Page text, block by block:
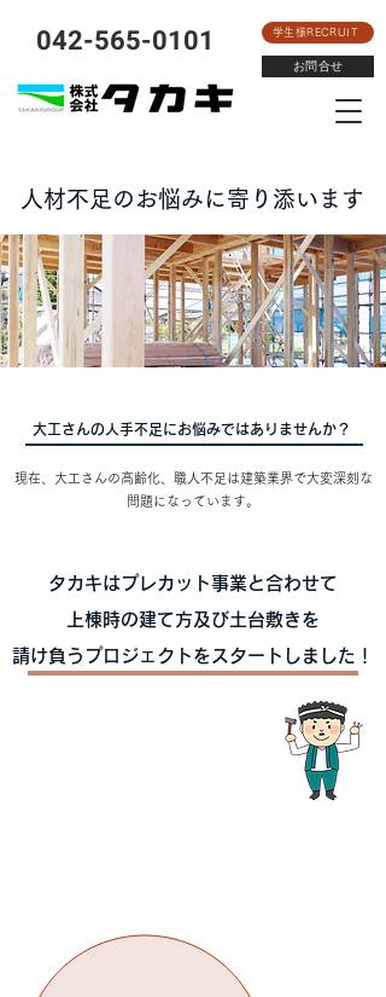
​042-565-0101 学生様RECRUIT
お問合せ
人材不足のお悩みに寄り添います
大工さんの人手不足にお悩みではありませんか？
​現在、大工さんの高齢化、職人不足は建築業界で大変深刻な
問題になっています。
タカキはプレカット事業と合わせて
​上棟時の建て方及び土台敷きを
請け負うプロジェクトをスタートしました！